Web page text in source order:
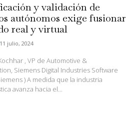
y validación de
autónomos exige fusionar
real y virtual
11 julio, 2024
, VP de Automotive &
Siemens Digital Industries Software
) A medida que la industria
avanza hacia el...